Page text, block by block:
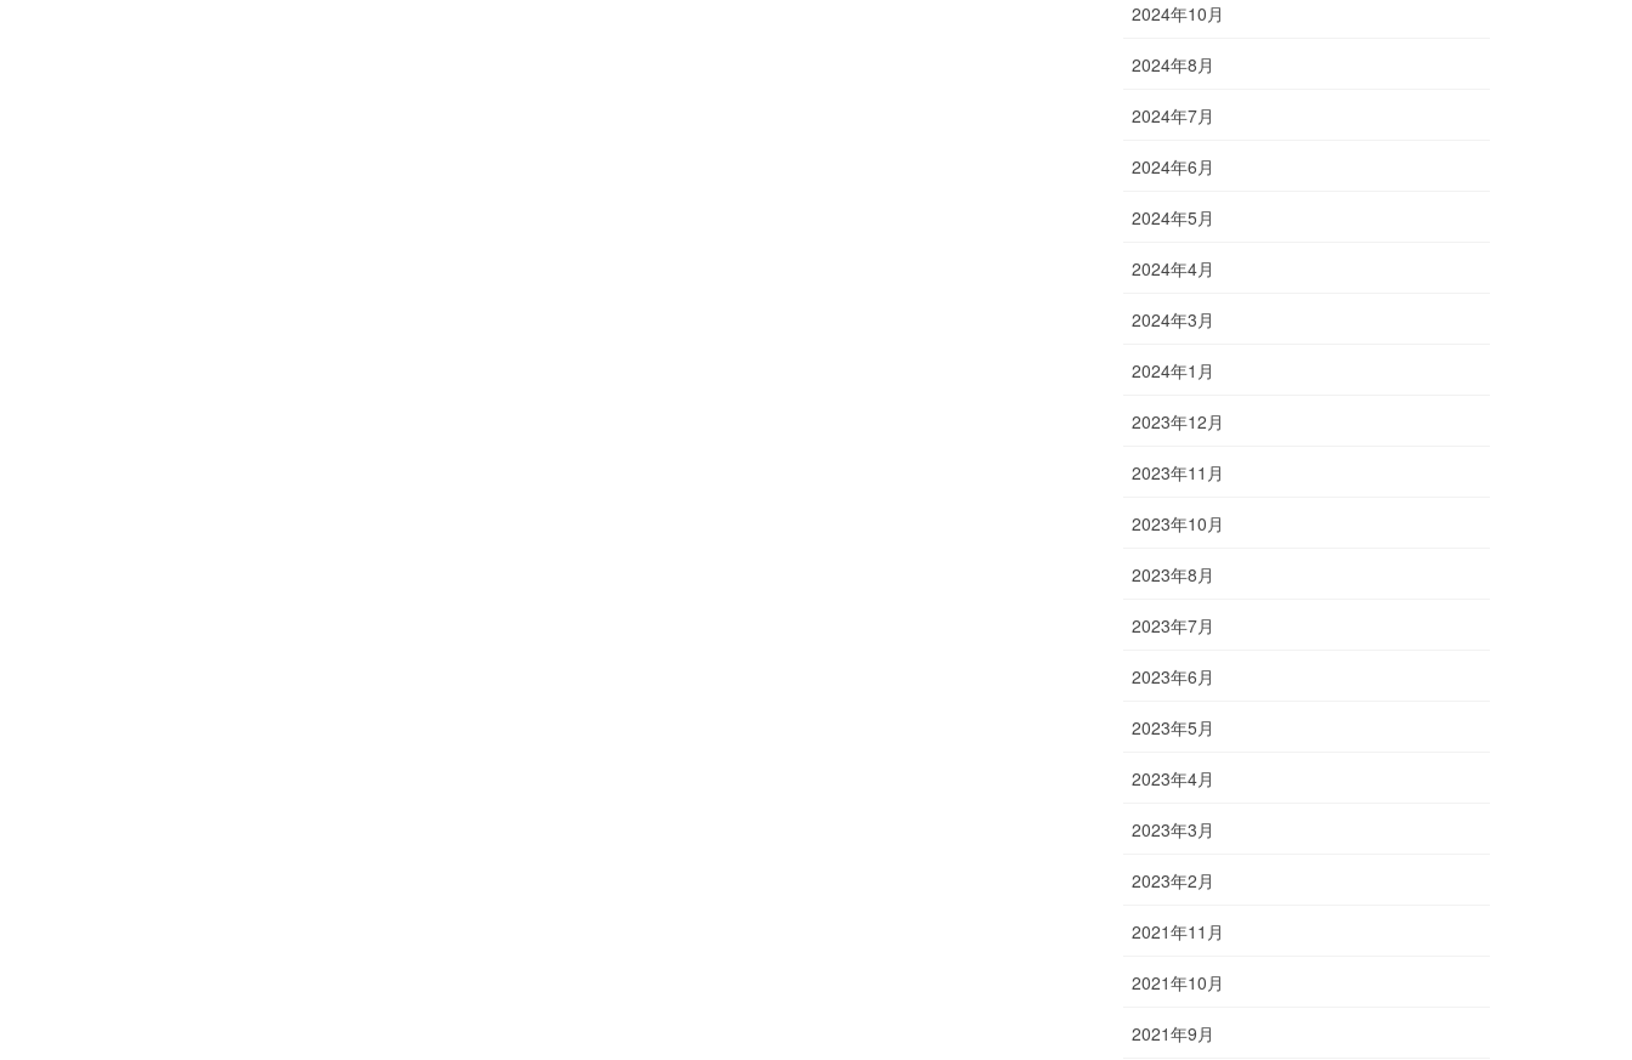
2024年10月
2024年8月
2024年7月
2024年6月
2024年5月
2024年4月
2024年3月
2024年1月
2023年12月
2023年11月
2023年10月
2023年8月
2023年7月
2023年6月
2023年5月
2023年4月
2023年3月
2023年2月
2021年11月
2021年10月
2021年9月